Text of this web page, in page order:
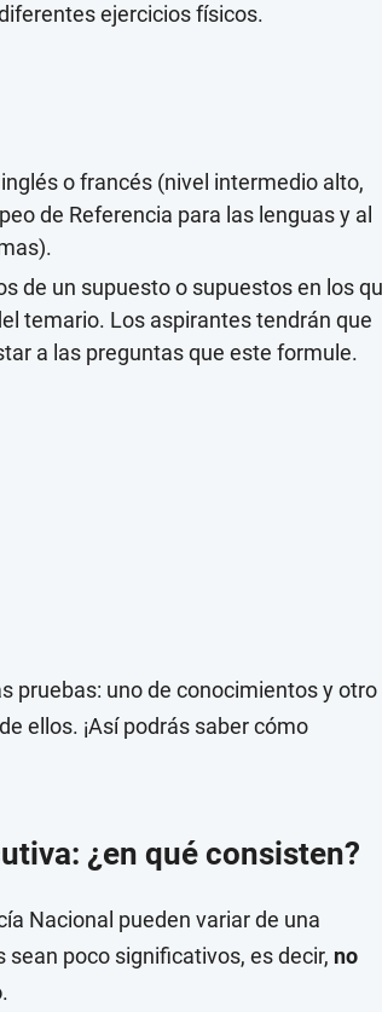
ejercicios físicos.
o francés (nivel intermedio alto,
de Referencia para las lenguas y al
de un supuesto o supuestos en los
temario. Los aspirantes tendrán que
a las preguntas que este formule.
pruebas: uno de conocimientos y otro
ellos. ¡Así podrás saber cómo
¿en qué consisten?
Nacional pueden variar de una
poco significativos, es decir, no
.